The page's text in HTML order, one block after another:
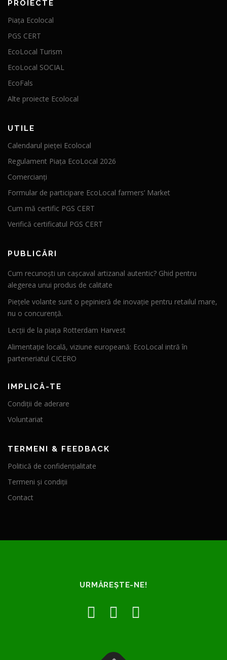
PROIECTE
Piața Ecolocal
PGS CERT
EcoLocal Turism
EcoLocal SOCIAL
EcoFals
Alte proiecte Ecolocal
UTILE
Calendarul pieței Ecolocal
Regulament Piața EcoLocal 2026
Comercianți
Formular de participare EcoLocal farmers’ Market
Cum mă certific PGS CERT
Verifică certificatul PGS CERT
PUBLICĂRI
Cum recunoști un cașcaval artizanal autentic? Ghid pentru
alegerea unui produs de calitate
Piețele volante sunt o pepinieră de inovație pentru retailul mare,
nu o concurență.
Lecții de la piața Rotterdam Harvest
Alimentație locală, viziune europeană: EcoLocal intră în
parteneriatul CICERO
IMPLICĂ-TE
Condiții de aderare
Voluntariat
TERMENI & FEEDBACK
Politică de confidențialitate
Termeni și condiții
Contact
URMĂREȘTE-NE!